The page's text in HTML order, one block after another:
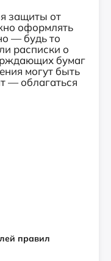
защиты от
оформлять
— будь то
расписки о
бумаг
могут быть
— облагаться
правил